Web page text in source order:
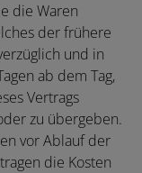
die Waren
der frühere
und in
ab dem Tag,
Vertrags
zu übergeben.
vor Ablauf der
die Kosten